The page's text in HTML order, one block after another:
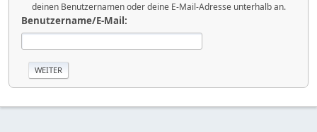
deinen Benutzernamen oder deine E-Mail-Adresse unterhalb an.
Benutzername/E-Mail: